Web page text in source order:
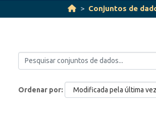
Conjuntos de
Ordenar por